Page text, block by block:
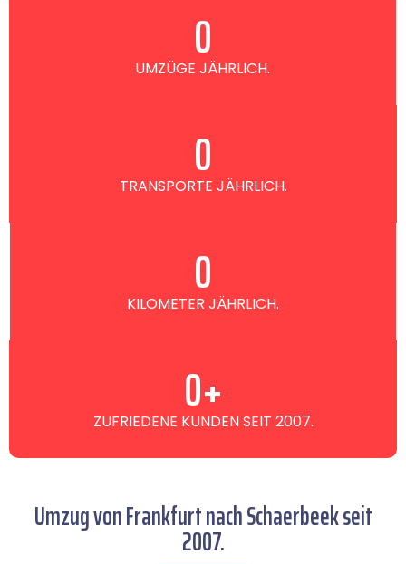
UMZÜGE JÄHRLICH.
0
TRANSPORTE JÄHRLICH.
0
KILOMETER JÄHRLICH.
0
ZUFRIEDENE KUNDEN SEIT 2007.
0+
Umzug von Frankfurt nach Schaerbeek seit
2007.